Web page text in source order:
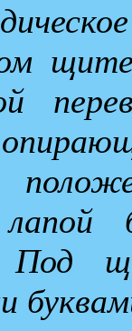
щите
Под